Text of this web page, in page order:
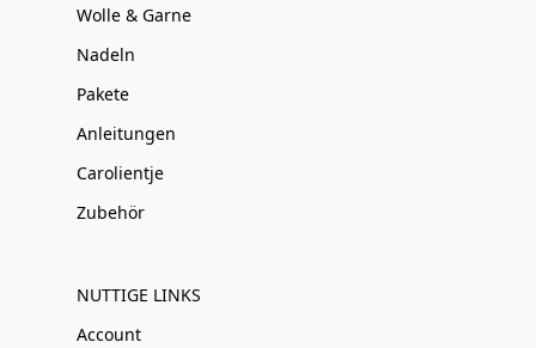
Wolle & Garne
Nadeln
Pakete
Anleitungen
Carolientje
Zubehör
NUTTIGE LINKS
Account